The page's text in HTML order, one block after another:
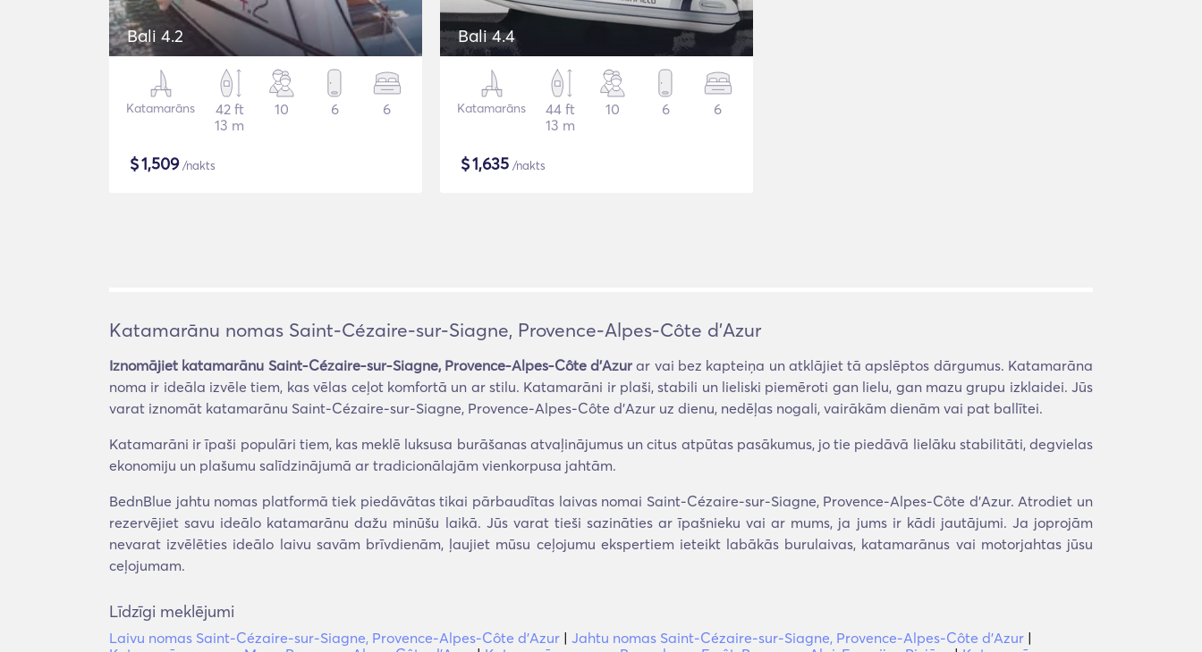
Bali 4.2
Katamarāns
42 ft
13 m
10 6 6
$1,509/nakts
Bali 4.4
Katamarāns
44 ft
13 m
10 6 6
$1,635 /nakts
Katamarānu nomas Saint-Cézaire-sur-Siagne, Provence-Alpes-Côte d'Azur
Iznomājiet katamarānu Saint-Cézaire-sur-Siagne, Provence-Alpes-Côte d'Azur ar vai bez kapteiņa un atklājiet tā apslēptos dārgumus. Katamarāna
noma ir ideāla izvēle tiem, kas vēlas ceļot komfortā un ar stilu. Katamarāni ir plaši, stabili un lieliski piemēroti gan lielu, gan mazu grupu izklaidei. Jūs
varat iznomāt katamarānu Saint-Cézaire-sur-Siagne, Provence-Alpes-Côte d'Azur uz dienu, nedēļas nogali, vairākām dienām vai pat ballītei.
Katamarāni ir īpaši populāri tiem, kas meklē luksusa burāšanas atvaļinājumus un citus atpūtas pasākumus, jo tie piedāvā lielāku stabilitāti, degvielas
ekonomiju un plašumu salīdzinājumā ar tradicionālajām vienkorpusa jahtām.
BednBlue jahtu nomas platformā tiek piedāvātas tikai pārbaudītas laivas nomai Saint-Cézaire-sur-Siagne, Provence-Alpes-Côte d'Azur. Atrodiet un
rezervējiet savu ideālo katamarānu dažu minūšu laikā. Jūs varat tieši sazināties ar īpašnieku vai ar mums, ja jums ir kādi jautājumi. Ja joprojām
nevarat izvēlēties ideālo laivu savām brīvdienām, ļaujiet mūsu ceļojumu ekspertiem ieteikt labākās burulaivas, katamarānus vai motorjahtas jūsu
ceļojumam.
Līdzīgi meklējumi
Laivu nomas Saint-Cézaire-sur-Siagne, Provence-Alpes-Côte d'Azur | Jahtu nomas Saint-Cézaire-sur-Siagne, Provence-Alpes-Côte d'Azur |